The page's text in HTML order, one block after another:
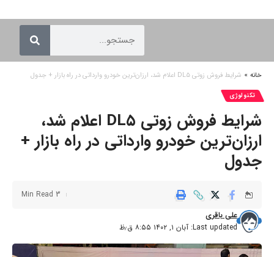
خانه » شرایط فروش زوتی DL۵ اعلام شد، ارزان‌ترین خودرو وارداتی در راه بازار + جدول
تکنولوژی
شرایط فروش زوتی DL۵ اعلام شد،
ارزان‌ترین خودرو وارداتی در راه بازار +
جدول
Last updated: آبان ۱, ۱۴۰۲ ۸:۵۵ ق٫ظ
علی باقری
3 Min Read